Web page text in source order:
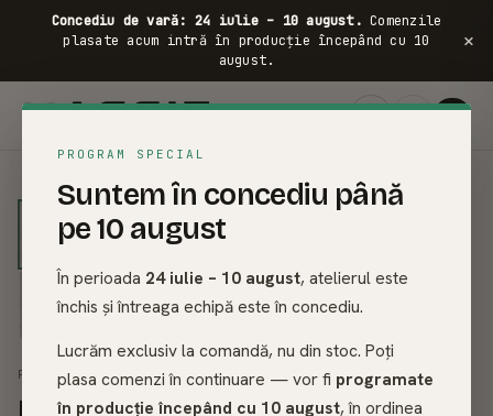
Concediu de vară: 24 iulie – 10 august. Comenzile
plasate acum intră în producție începând cu 10
august.
×
PROGRAM SPECIAL
Suntem în concediu până
pe 10 august
În perioada 24 iulie – 10 august, atelierul este
închis și întreaga echipă este în concediu.
Lucrăm exclusiv la comandă, nu din stoc. Poți
plasa comenzi în continuare — vor fi programate
în producție începând cu 10 august, în ordinea
FRASIN ·01/09
PATURI DIN LEMN MASIV